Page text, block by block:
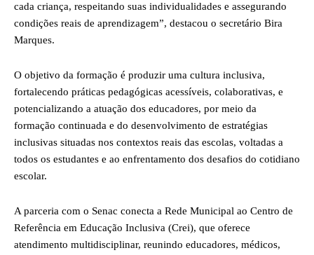
cada criança, respeitando suas individualidades e assegurando
condições reais de aprendizagem”, destacou o secretário Bira
Marques.
O objetivo da formação é produzir uma cultura inclusiva,
fortalecendo práticas pedagógicas acessíveis, colaborativas, e
potencializando a atuação dos educadores, por meio da
formação continuada e do desenvolvimento de estratégias
inclusivas situadas nos contextos reais das escolas, voltadas a
todos os estudantes e ao enfrentamento dos desafios do cotidiano
escolar.
A parceria com o Senac conecta a Rede Municipal ao Centro de
Referência em Educação Inclusiva (Crei), que oferece
atendimento multidisciplinar, reunindo educadores, médicos,